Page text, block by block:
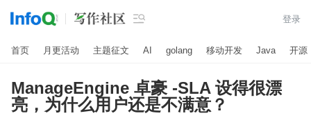
 登录
首页 月更活动 主题征文 AI golang 移动开发 Java 开源
ManageEngine 卓豪 -SLA 设得很漂
亮，为什么用户还是不满意？